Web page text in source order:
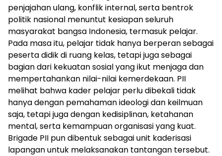
penjajahan ulang, konflik internal, serta bentrok
politik nasional menuntut kesiapan seluruh
masyarakat bangsa Indonesia, termasuk pelajar.
Pada masa itu, pelajar tidak hanya berperan sebagai
peserta didik di ruang kelas, tetapi juga sebagai
bagian dari kekuatan sosial yang ikut menjaga dan
mempertahankan nilai-nilai kemerdekaan. PII
melihat bahwa kader pelajar perlu dibekali tidak
hanya dengan pemahaman ideologi dan keilmuan
saja, tetapi juga dengan kedisiplinan, ketahanan
mental, serta kemampuan organisasi yang kuat.
Brigade PII pun dibentuk sebagai unit kaderisasi
lapangan untuk melaksanakan tantangan tersebut.